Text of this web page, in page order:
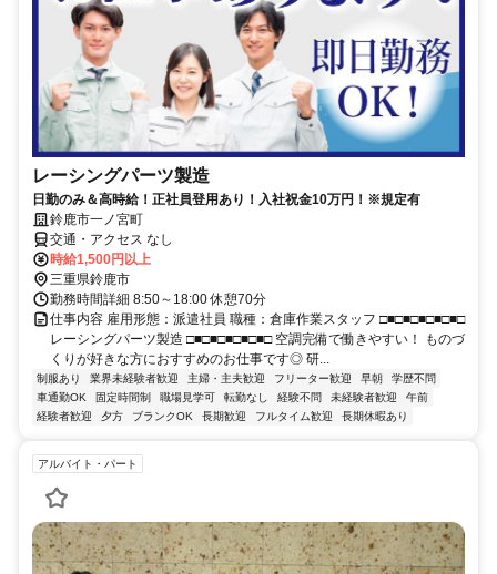
レーシングパーツ製造
日勤のみ＆高時給！正社員登用あり！入社祝金10万円！※規定有
鈴鹿市一ノ宮町
交通・アクセス なし
時給1,500円以上
三重県鈴鹿市
勤務時間詳細 8:50～18:00 休憩70分
仕事内容 雇用形態：派遣社員 職種：倉庫作業スタッフ □■□■□■□■□■□
レーシングパーツ製造 □■□■□■□■□■□ 空調完備で働きやすい！ ものづ
くりが好きな方におすすめのお仕事です◎ 研...
制服あり 業界未経験者歓迎 主婦・主夫歓迎 フリーター歓迎 早朝
学歴不問
車通勤OK
固定時間制 職場見学可 転勤なし 経験不問 未経験者歓迎
午前
経験者歓迎
夕方 ブランクOK 長期歓迎 フルタイム歓迎 長期休暇あり
アルバイト・パート